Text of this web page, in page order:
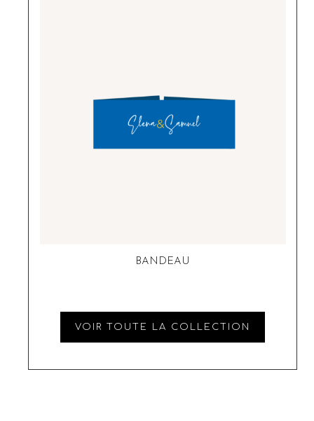
BANDEAU
VOIR TOUTE LA COLLECTION